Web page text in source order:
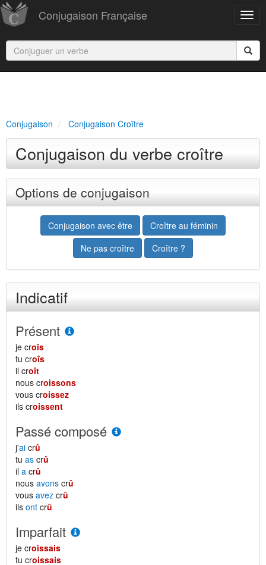
Conjugaison Française
Conjugaison Conjugaison Croître
Conjugaison du verbe croître
Options de conjugaison
Conjugaison avec être
Croître au féminin
Ne pas croître
Croître ?
Indicatif
Présent
je croîs
tu croîs
il croît
nous croissons
vous croissez
ils croissent
Passé composé
j'ai crû
tu as crû
il a crû
nous avons crû
vous avez crû
ils ont crû
Imparfait
je croissais
tu croissais